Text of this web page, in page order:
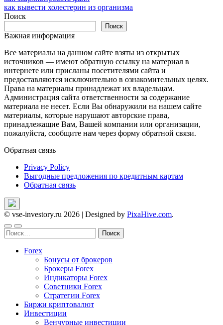
по
как вывести холестерин из организма
Поиск
Поиск
Важная информация
Все материалы на данном сайте взяты из открытых
источников — имеют обратную ссылку на материал в
интернете или присланы посетителями сайта и
предоставляются исключительно в ознакомительных целях.
Права на материалы принадлежат их владельцам.
Администрация сайта ответственности за содержание
материала не несет. Если Вы обнаружили на нашем сайте
материалы, которые нарушают авторские права,
принадлежащие Вам, Вашей компании или организации,
пожалуйста, сообщите нам через форму обратной связи.
Обратная связь
Privacy Policy
Выгодные предложения по кредитным картам
Обратная связь
© vse-investory.ru 2026 | Designed by PixaHive.com.
Найти:
Forex
Бонусы от брокеров
Брокеры Forex
Индикаторы Forex
Советники Forex
Стратегии Forex
Биржи криптовалют
Инвестиции
Венчурные инвестиции